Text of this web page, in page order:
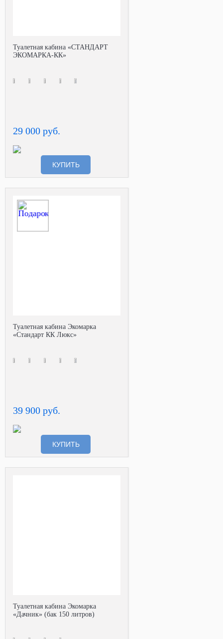
Туалетная кабина «СТАНДАРТ
ЭКОМАРКА-КК»
29 000 руб.
КУПИТЬ
Туалетная кабина Экомарка
«Стандарт КК Люкс»
39 900 руб.
КУПИТЬ
Туалетная кабина Экомарка
«Дачник» (бак 150 литров)